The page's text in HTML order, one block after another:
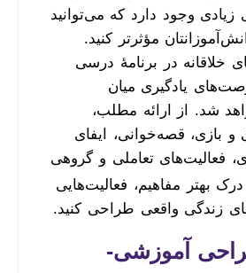
زیادی وجود دارد که می‌توانید
مؤثرتر کنید.
خلاقانه در برنامۀ درسی
یادگیری میان
شد. از ارائه مطلب،
و بازی، قصه‌خوانی، ایفای
فعالیت‌های تعاملی و گروهی
بهتر مفاهیم، فعالیت‌هایی
زندگی واقعی طراحی کنید.
آموزشی-